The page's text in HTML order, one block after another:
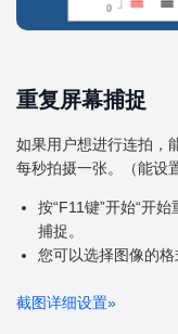
重复屏幕捕捉
如果用户想进行连拍，
每秒拍摄一张。（能设
按“F11键”开始“开
捕捉。
您可以选择图像的格
截图详细设置»